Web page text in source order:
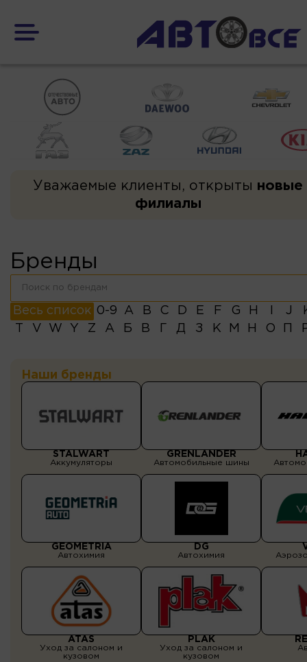
Уважаемые клиенты, открыты новые
филиалы
Бренды
Весь список 0-9 A B C D E F G H J
V W Y Z А Б В Д З К М Н О
Наши бренды
STALWART
Аккумуляторы
GRENLANDER
Автомобильные шины
GEOMETRIA
Автохимия
DG
Автохимия
ATAS
Уход за салоном и
кузовом
PLAK
Уход за салоном и
кузовом